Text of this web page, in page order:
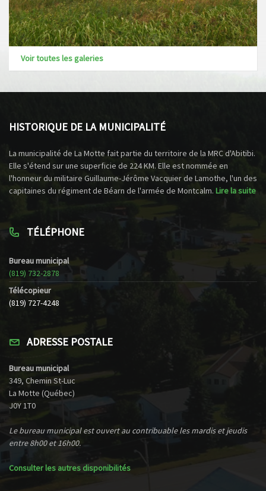
Voir toutes les galeries
HISTORIQUE DE LA MUNICIPALITÉ
La municipalité de La Motte fait partie du territoire de la MRC d'Abitibi.
Elle s'étend sur une superficie de 224 KM. Elle est nommée en
l'honneur du militaire Guillaume-Jérôme Vacquier de Lamothe, l'un des
capitaines du régiment de Béarn de l'armée de Montcalm. Lire la suite
TÉLÉPHONE
Bureau municipal
(819) 732-2878
Télécopieur
(819) 727-4248
ADRESSE POSTALE
Bureau municipal
349, Chemin St-Luc
La Motte (Québec)
J0Y 1T0
Le bureau municipal est ouvert au contribuable les mardis et jeudis
entre 8h00 et 16h00.
Consulter les autres disponibilités